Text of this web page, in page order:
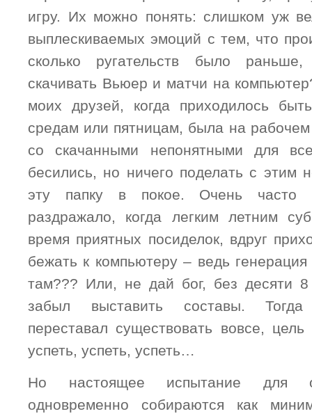
игру. Их можно понять: слишком уж
выплескиваемых эмоций с тем, что
сколько ругательств было раньше,
скачивать Вьюер и матчи на
моих друзей, когда приходилось
средам или пятницам, была на рабочем
со скачанными непонятными для
бесились, но ничего поделать с этим
эту папку в покое. Очень часто
раздражало, когда легким летним
время приятных посиделок, вдруг
бежать к компьютеру – ведь
там??? Или, не дай бог, без десяти 8
забыл выставить составы.
переставал существовать вовсе,
успеть, успеть, успеть…
Но настоящее испытание для
одновременно собираются как